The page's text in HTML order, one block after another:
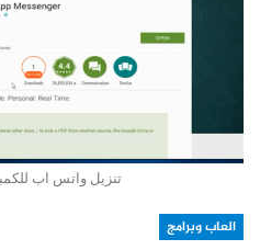
تنزيل واتس اب
العاب وبرامج